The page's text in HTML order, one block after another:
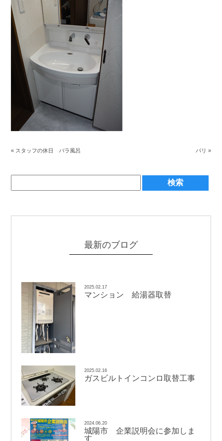
« スタッフの休日 バラ風呂 パリ »
最新のブログ
2025.02.17
マンション 給湯器取替
2025.02.16
ガスビルトインコンロ取替工事
2024.06.20
城陽市 企業説明会に参加しま
す